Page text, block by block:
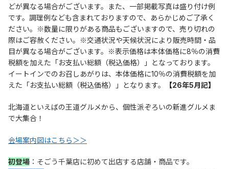
どが異なる場合がございます。また、一部掲載写真は盛り付け例
です。調理例なども含まれておりますので、あらかじめご了承く
ださい。※数量に限りがある商品もございますので、売り切れの
際はご容赦ください。※交通状況や天候状況により販売時間・品
目が異なる場合がございます。※表示価格は本体価格に8％の消費
税額を加えた「お支払い総額（税込価格）」となっております。
イートインでのお召しあがりは、本体価格に10％の消費税額を加
えた「お支払い総額（税込価格）」となります。
【26年5月記】
北海道といえばの王道グルメから、個性派ぞろいの新進グルメま
で大集合！
会場案内図はこちら＞＞
初登場 ：そごう千葉店に初めて出店する店舗・商品です。